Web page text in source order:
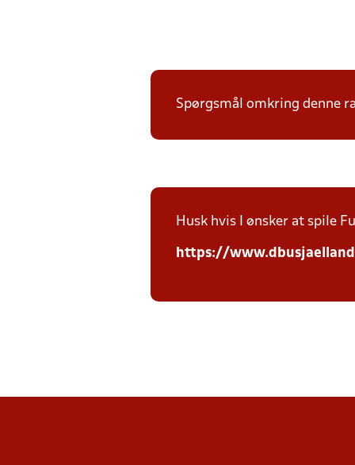
Spørgsmål omkring denne
Husk hvis I ønsker at spile
https://